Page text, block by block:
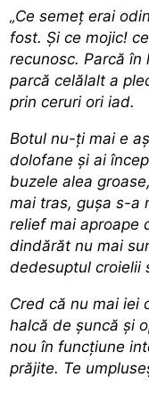
„Ce semeţ erai
fost. Şi ce mojic!
recunosc. Parcă
parcă celălalt a
prin ceruri ori iad.
Botul nu-ţi mai e
dolofane şi ai
buzele alea
mai tras, guşa s-a
relief mai aproape
dindărăt nu mai
dedesuptul croielii
Cred că nu mai iei
halcă de şuncă şi
nou în funcţiune
prăjite. Te